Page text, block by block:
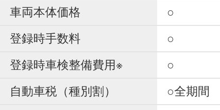
車両本体価格
○
登録時手数料
○
登録時車検整備費用※
○
自動車税（種別割）
○全期間